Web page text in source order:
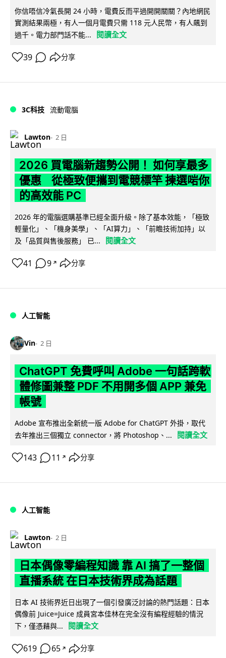
你信唔信冷氣長開 24 小時，電費反而平過開開關關？內地網民
實測結果兩極，有人一個月電費只需 118 元人民幣，有人飆到
過千。電力部門話不能...
閱讀全文
39 分享
3C科技 流動電腦
Lawton 2 日
2026 買電腦新趨勢公開！ 如何享最多
優惠 從極致便攜到電競標竿 揀選啱你
的高效能 PC
2026 年的電腦選購基準已經全面升級。除了基本效能，「極致
輕量化」、「機身美學」、「AI算力」、「前瞻技術加持」以
及「品質與售後服務」 已...
閱讀全文
41 9 ↗ 分享
人工智能
Vin 2 日
ChatGPT 免費呼叫 Adobe 一句話跨軟
體修圖兼整 PDF 不用開多個 APP 兼免
帳號
Adobe 宣布推出全新統一版 Adobe for ChatGPT 外掛，取代
去年推出三個獨立 connector，將 Photoshop、...
閱讀全文
143 11 ↗ 分享
人工智能
Lawton 2 日
日本偶像零編程知識 靠 AI 搞了一整個
直播系統 在日本技術界成為話題
日本 AI 技術界近日出現了一個引發廣泛討論的熱門話題：日本
偶像前 Juice=Juice 成員宮本佳林在完全沒有編程經驗的情況
下，僅憑藉與...
閱讀全文
619 65 ↗ 分享